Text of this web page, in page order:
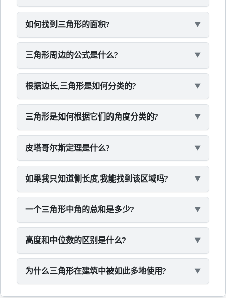
如何找到三角形的面积?
三角形周边的公式是什么?
根据边长,三角形是如何分类的?
三角形是如何根据它们的角度分类的?
皮塔哥尔斯定理是什么?
如果我只知道侧长度,我能找到该区域吗?
一个三角形中角的总和是多少?
高度和中位数的区别是什么?
为什么三角形在建筑中被如此多地使用?